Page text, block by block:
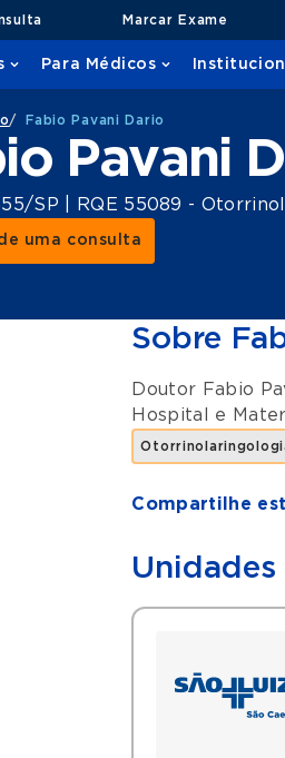
Marcar Exame
Para Médicos
/ Fabio Pavani Dario
Pavani
SP | RQE 55089 -
uma consulta
Sobre
Doutor Fabio
Hospital e
Compartilhe